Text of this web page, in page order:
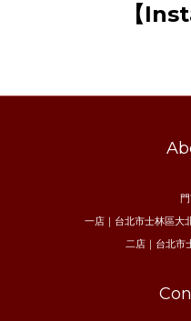
【
一店｜台北市士林區大
二店｜台北市